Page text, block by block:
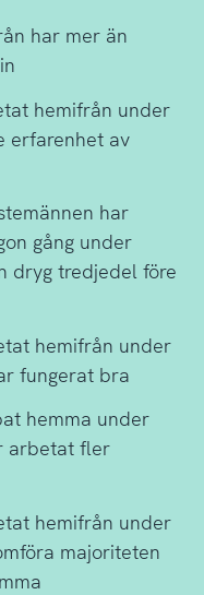
har mer än
hemifrån under
erfarenhet av
har
gång under
dryg tredjedel före
hemifrån under
fungerat bra
hemma under
arbetat fler
hemifrån under
majoriteten